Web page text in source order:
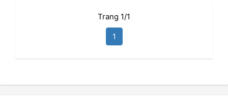
Trang 1/1
1